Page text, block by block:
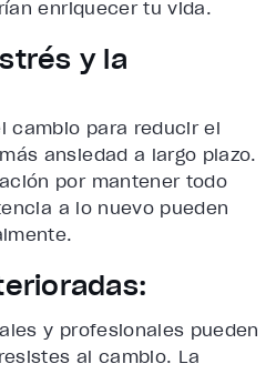
enriquecer tu vida.
y la
cambio para reducir el
ansiedad a largo plazo.
por mantener todo
a lo nuevo pueden
y profesionales pueden
al cambio. La